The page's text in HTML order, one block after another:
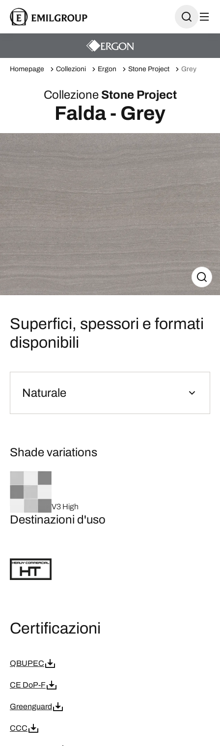
Homepage Collezioni Ergon Stone Project Grey
Collezione Stone Project
Falda - Grey
Superfici, spessori e formati
disponibili
Naturale
Shade variations
V3 High
Destinazioni d'uso
Certificazioni
QBUPEC
CE DoP-F
Greenguard
CCC